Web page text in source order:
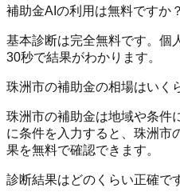
補助金AIの利用は無料ですか？
基本診断は完全無料です。個
30秒で結果がわかります。
珠洲市の補助金の相場はいく
珠洲市の補助金は地域や条件
に条件を入力すると、珠洲市
果を無料で確認できます。
診断結果はどのくらい正確で